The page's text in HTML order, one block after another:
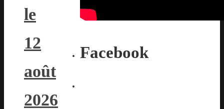
le
12
août
2026
Facebook